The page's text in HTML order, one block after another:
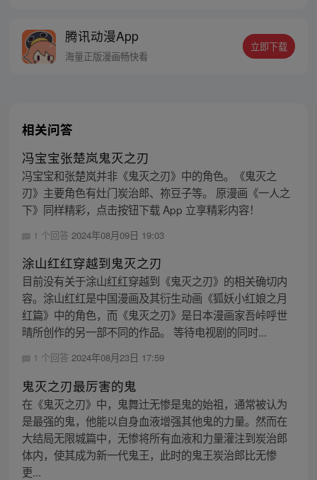
腾讯动漫App
海量正版漫画畅快看
立即下载
相关问答
冯宝宝张楚岚鬼灭之刃
冯宝宝和张楚岚并非《鬼灭之刃》中的角色。《鬼灭之
刃》主要角色有灶门炭治郎、祢豆子等。 原漫画《一人之
下》同样精彩，点击按钮下载 App 立享精彩内容！
1 个回答 2024年08月09日 19:03
涂山红红穿越到鬼灭之刃
目前没有关于涂山红红穿越到《鬼灭之刃》的相关确切内
容。涂山红红是中国漫画及其衍生动画《狐妖小红娘之月
红篇》中的角色，而《鬼灭之刃》是日本漫画家吾峠呼世
晴所创作的另一部不同的作品。 等待电视剧的同时...
1 个回答 2024年08月23日 17:59
鬼灭之刃最厉害的鬼
在《鬼灭之刃》中，鬼舞辻无惨是鬼的始祖，通常被认为
是最强的鬼，他能以自身血液增强其他鬼的力量。然而在
大结局无限城篇中，无惨将所有血液和力量灌注到炭治郎
体内，使其成为新一代鬼王，此时的鬼王炭治郎比无惨
更...